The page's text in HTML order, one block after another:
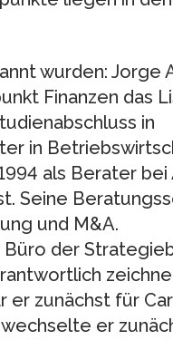
wurden: Jorge
Finanzen das
in
in
als Berater
Seine
und M&A.
Büro der
zunächst für
er